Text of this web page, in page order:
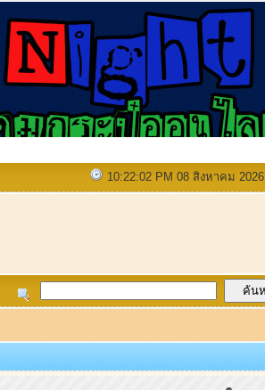
10:22:02 PM 08 สิงหาคม 2026